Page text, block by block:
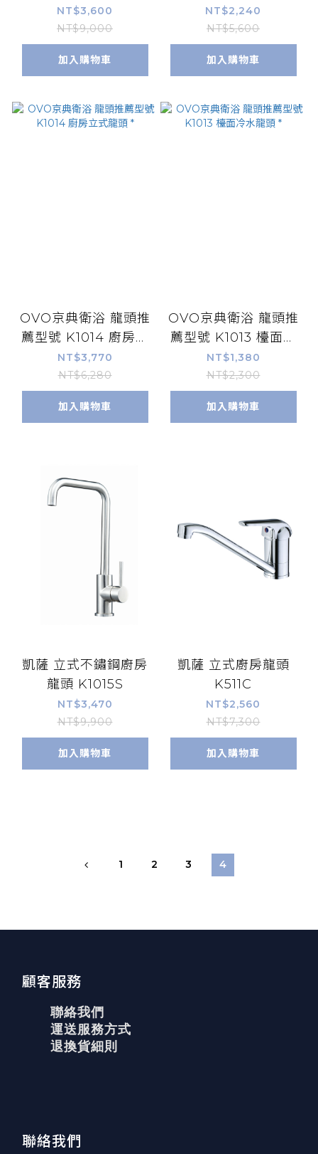
NT$3,600
NT$9,000
加入購物車
NT$2,240
NT$5,600
加入購物車
OVO京典衛浴 龍頭推
薦型號 K1014 廚房立
式龍頭 *
NT$3,770
NT$6,280
加入購物車
OVO京典衛浴 龍頭推
薦型號 K1013 檯面冷
水龍頭 *
NT$1,380
NT$2,300
加入購物車
凱薩 立式不鏽鋼廚房
龍頭 K1015S
NT$3,470
NT$9,900
加入購物車
凱薩 立式廚房龍頭
K511C
NT$2,560
NT$7,300
加入購物車
1 2 3 4
顧客服務
聯絡我們
運送服務方式
退換貨細則
聯絡我們